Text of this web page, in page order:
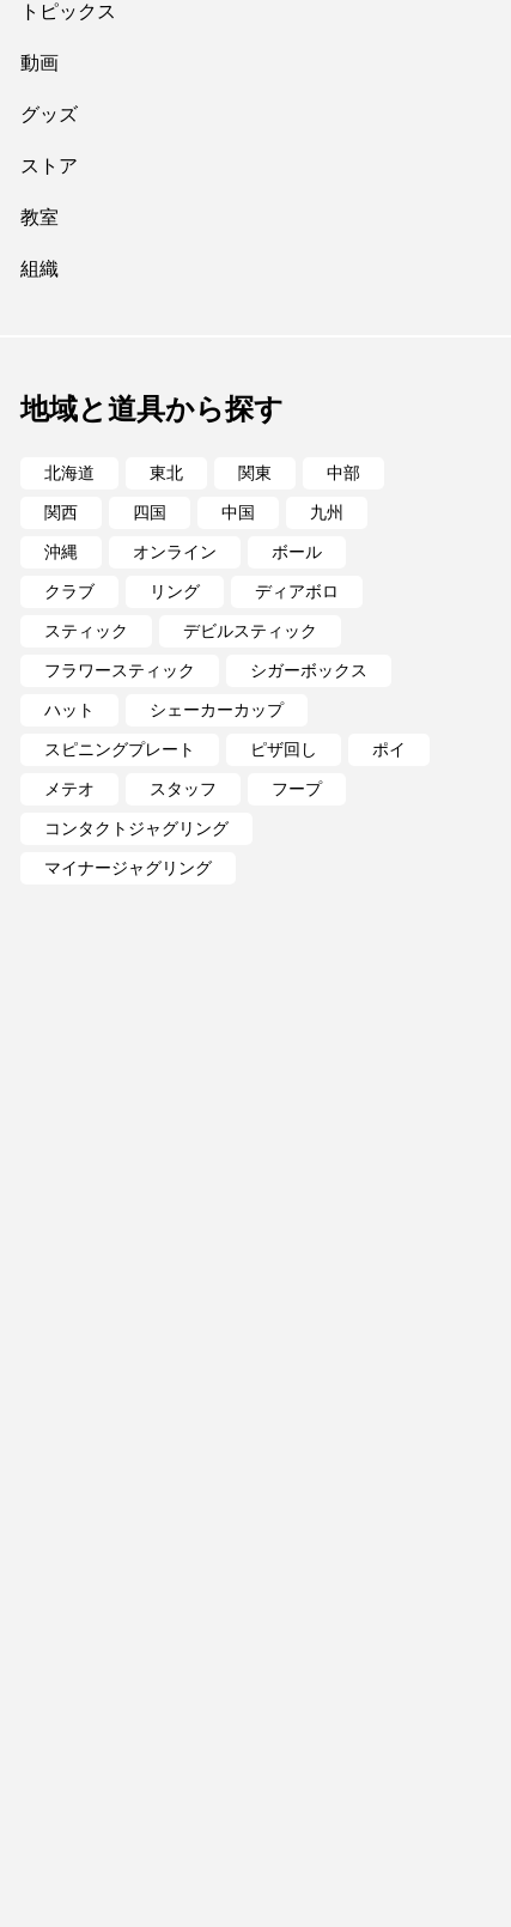
オンライン
フラワースティック
ポイ
トピックス
動画
グッズ
ストア
教室
組織
地域と道具から探す
北海道 東北 関東 中部
関西 四国 中国 九州
沖縄 オンライン ボール
クラブ リング ディアボロ
スティック デビルスティック
フラワースティック シガーボックス
ハット シェーカーカップ
スピニングプレート ピザ回し ポイ
メテオ スタッフ フープ
コンタクトジャグリング
マイナージャグリング